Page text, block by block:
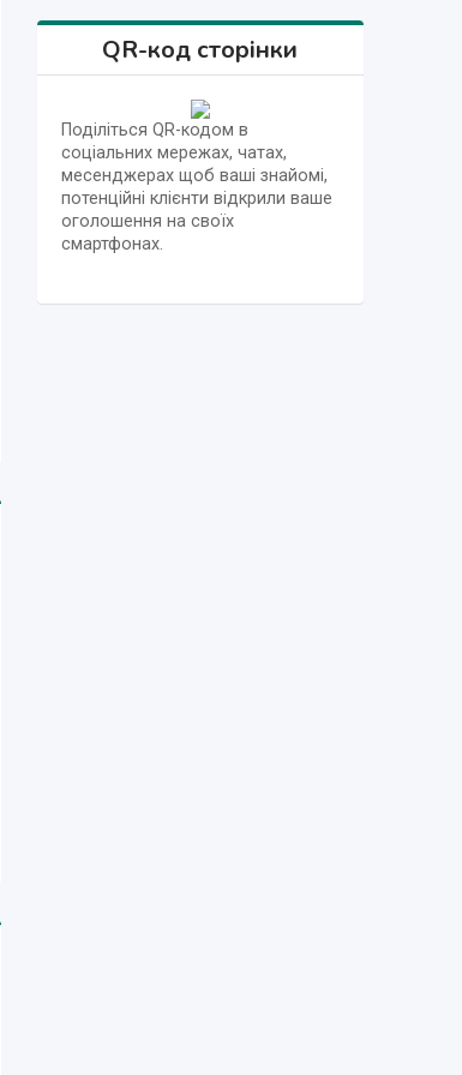
QR-код сторінки
Поділіться QR-кодом в
соціальних мережах, чатах,
месенджерах щоб ваші знайомі,
потенційні клієнти відкрили ваше
оголошення на своїх
смартфонах.